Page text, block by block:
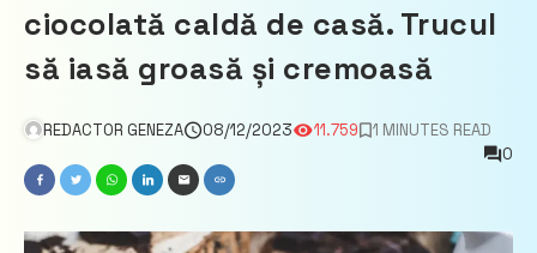
ciocolată caldă de casă. Trucul
să iasă groasă și cremoasă
REDACTOR GENEZA 08/12/2023 11.759
1 MINUTES READ
0